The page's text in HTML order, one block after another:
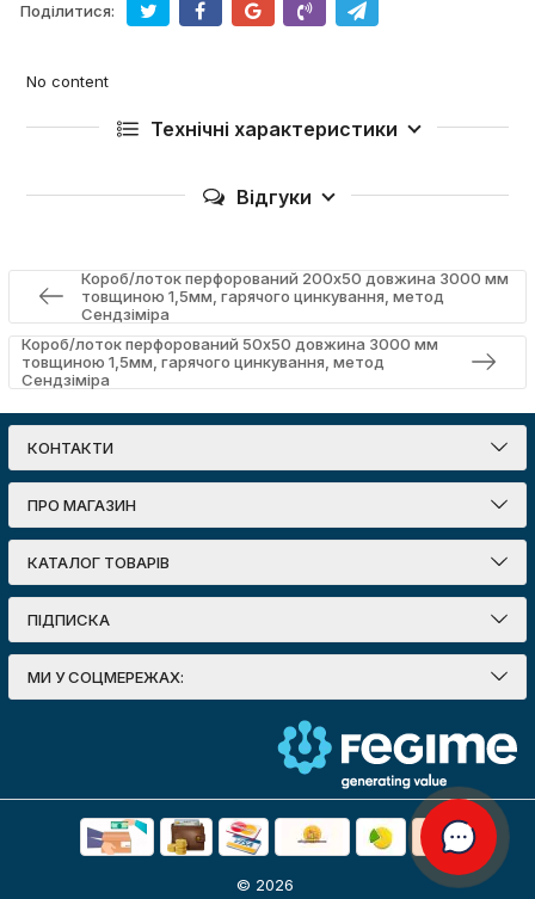
Поділитися:
No content
Технічні характеристики
Відгуки
Короб/лоток перфорований 200х50 довжина 3000 мм
товщиною 1,5мм, гарячого цинкування, метод
Сендзіміра
Короб/лоток перфорований 50х50 довжина 3000 мм
товщиною 1,5мм, гарячого цинкування, метод
Сендзіміра
КОНТАКТИ
ПРО МАГАЗИН
КАТАЛОГ ТОВАРІВ
ПІДПИСКА
МИ У СОЦМЕРЕЖАХ:
© 2026